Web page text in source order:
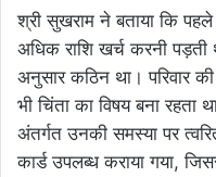
श्री सुखराम ने बताया कि
अधिक राशि खर्च करनी
अनुसार कठिन था। परिवार
भी चिंता का विषय बना रहता
अंतर्गत उनकी समस्या पर
कार्ड उपलब्ध कराया गया,